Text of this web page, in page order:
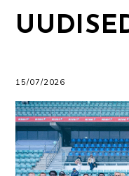
15/07/2026